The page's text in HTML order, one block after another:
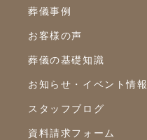
2022年4月
2022年3月
2022年2月
2022年1月
2021年12月
2021年11月
葬儀事例
お客様の声
葬儀の基礎知識
お知らせ・イベント情報
スタッフブログ
資料請求フォーム